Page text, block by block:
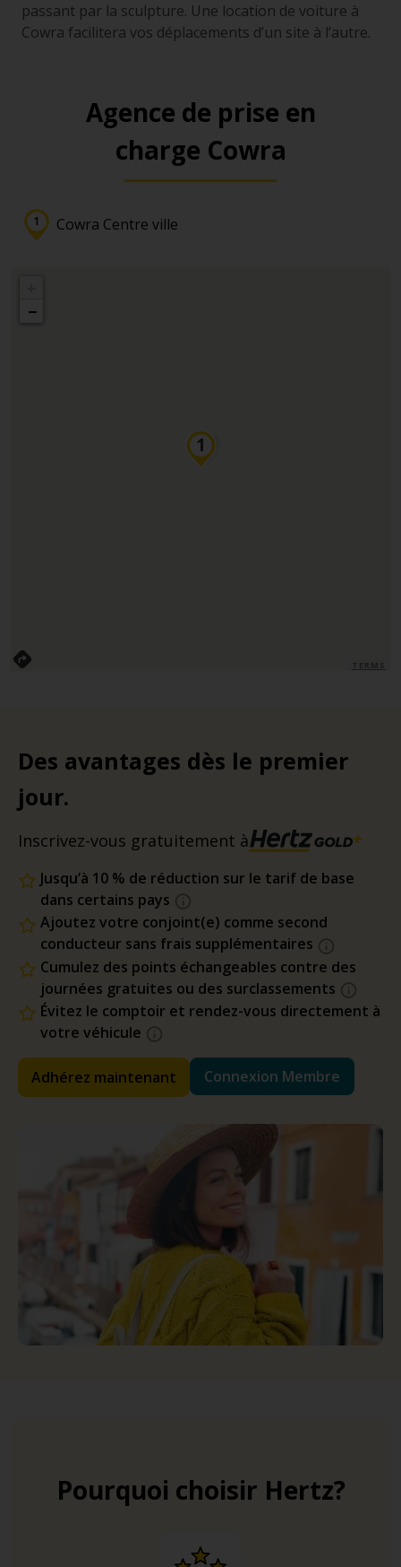
passant par la sculpture. Une location de voiture à
Cowra facilitera vos déplacements d’un site à l’autre.
Agence de prise en
charge Cowra
Cowra Centre ville
−
Des avantages dès le premier
jour.
Inscrivez-vous gratuitement à
Jusqu’à 10 % de réduction sur le tarif de base
dans certains pays
Ajoutez votre conjoint(e) comme second
conducteur sans frais supplémentaires
Cumulez des points échangeables contre des
journées gratuites ou des surclassements
Évitez le comptoir et rendez-vous directement à
votre véhicule
Adhérez maintenant Connexion Membre
Pourquoi choisir Hertz?